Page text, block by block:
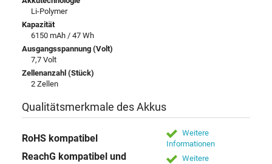
Li-Polymer
Kapazität
6150 mAh / 47 Wh
Ausgangsspannung (Volt)
7,7 Volt
Zellenanzahl (Stück)
2 Zellen
Qualitätsmerkmale des Akkus
RoHS kompatibel
Weitere
Informationen
ReachG kompatibel und
Weitere